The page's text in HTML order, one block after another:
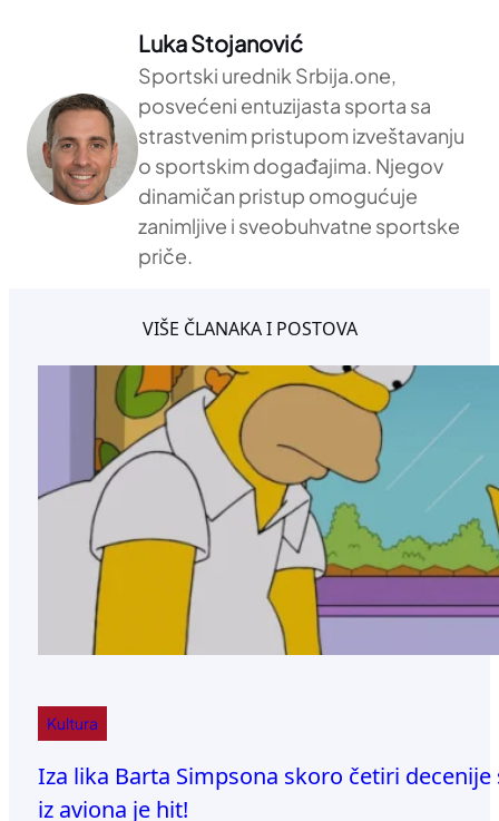
Luka Stojanović
Sportski urednik Srbija.one,
posvećeni entuzijasta sporta sa
strastvenim pristupom izveštavanju
o sportskim događajima. Njegov
dinamičan pristup omogućuje
zanimljive i sveobuhvatne sportske
priče.
VIŠE ČLANAKA I POSTOVA
Kultura
Iza lika Barta Simpsona skoro četiri
iz aviona je hit!